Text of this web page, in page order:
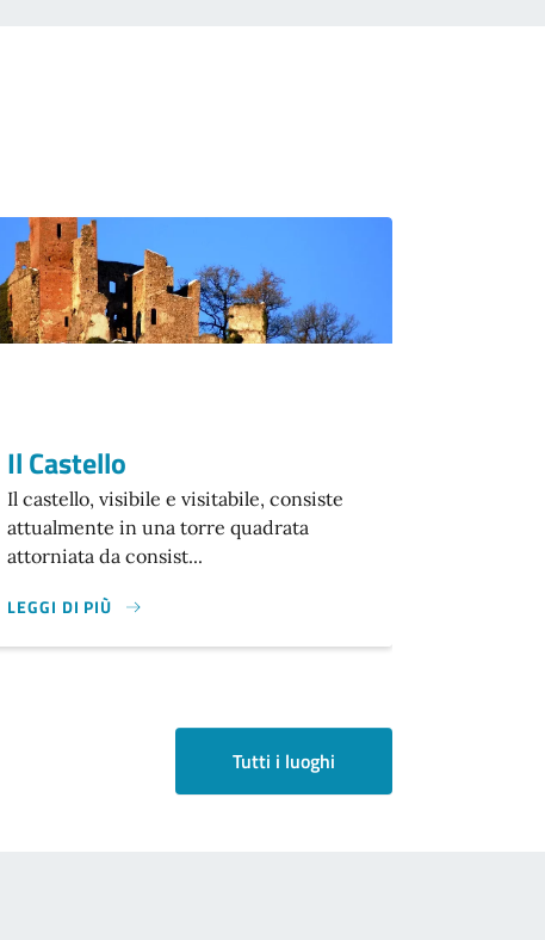
Il Castello
Il castello, visibile e visitabile, consiste
attualmente in una torre quadrata
attorniata da consist...
LEGGI DI PIÙ
Tutti i luoghi